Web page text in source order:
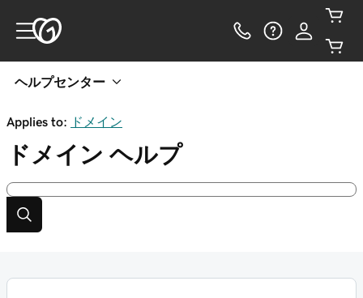
ヘルプセンター
Applies to: ドメイン
ドメイン ヘルプ